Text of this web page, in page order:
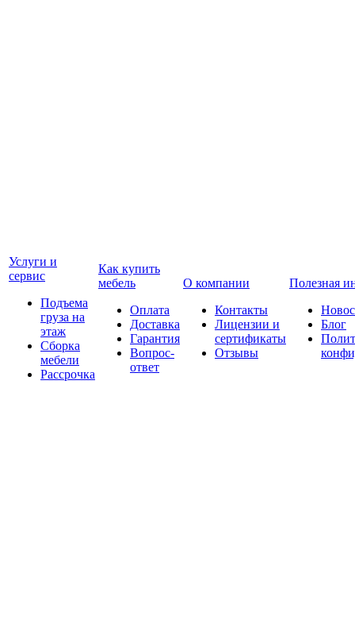
Услуги и
сервис
Подъема
груза на
этаж
Сборка
мебели
Рассрочка
Как купить
мебель
Оплата
Доставка
Гарантия
Вопрос-
ответ
О компании
Контакты
Лицензии и
сертификаты
Отзывы
Полезная
Блог